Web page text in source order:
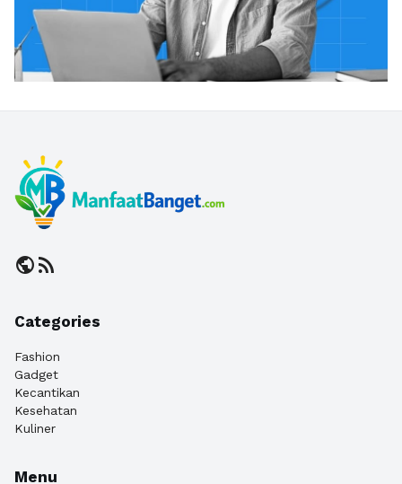
publicrss_feed
Categories
Fashion
Gadget
Kecantikan
Kesehatan
Kuliner
Menu